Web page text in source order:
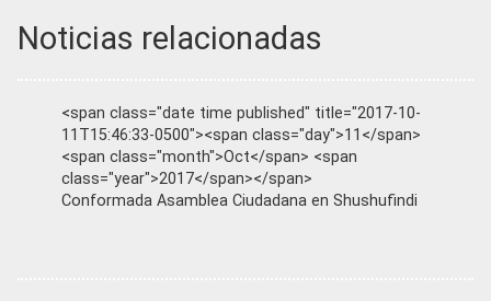
Noticias relacionadas
<span class="date time published" title="2017-10-
11T15:46:33-0500"><span class="day">11</span>
<span class="month">Oct</span> <span
class="year">2017</span></span>
Conformada Asamblea Ciudadana en Shushufindi